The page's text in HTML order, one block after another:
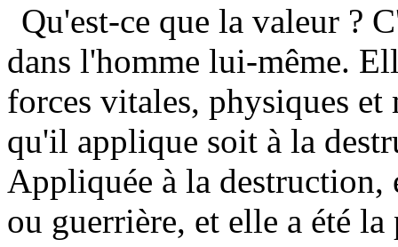
Qu'est-ce que la valeur ?
dans l'homme lui-même.
forces vitales, physiques
qu'il applique soit à la
Appliquée à la
ou guerrière, et elle a été